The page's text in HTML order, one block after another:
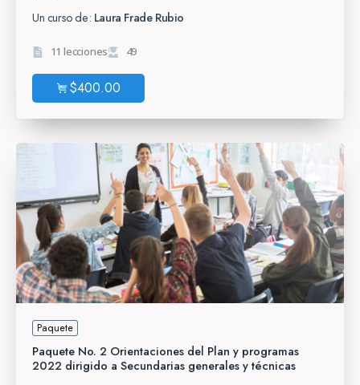
Un curso de: Laura Frade Rubio
11 lecciones 49
$400.00
Paquete
Paquete No. 2 Orientaciones del Plan y programas
2022 dirigido a Secundarias generales y técnicas